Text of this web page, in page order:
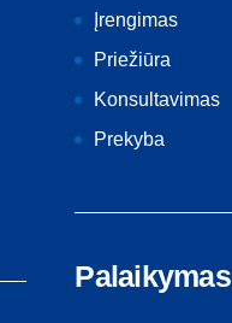
Įrengimas
Priežiūra
Konsultavimas
Prekyba
Palaikymas